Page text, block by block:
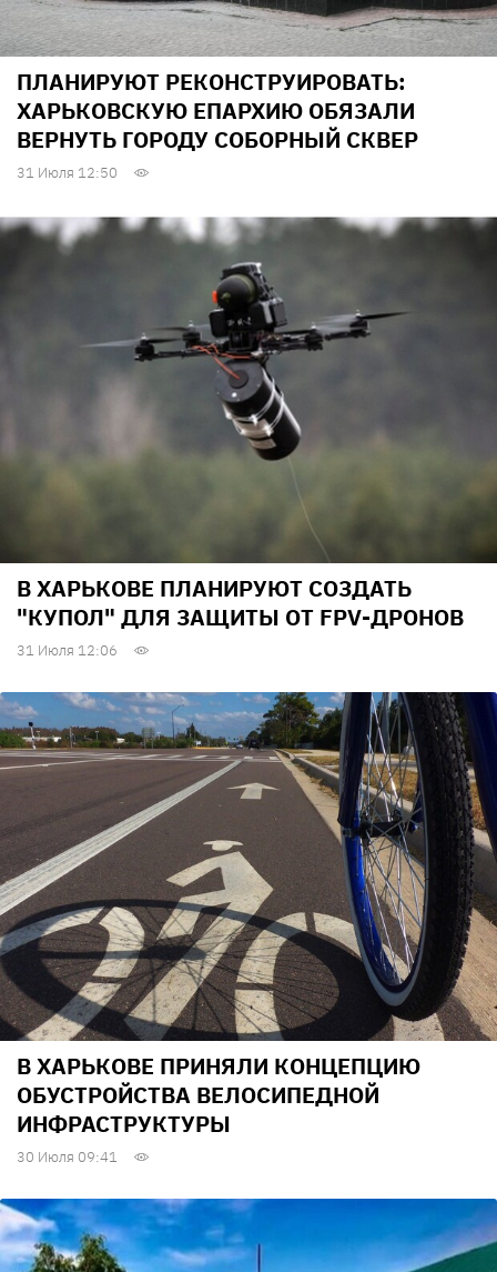
ПЛАНИРУЮТ РЕКОНСТРУИРОВАТЬ:
ХАРЬКОВСКУЮ ЕПАРХИЮ ОБЯЗАЛИ
ВЕРНУТЬ ГОРОДУ СОБОРНЫЙ СКВЕР
31 Июля 12:50
В ХАРЬКОВЕ ПЛАНИРУЮТ СОЗДАТЬ
"КУПОЛ" ДЛЯ ЗАЩИТЫ ОТ FPV-ДРОНОВ
31 Июля 12:06
В ХАРЬКОВЕ ПРИНЯЛИ КОНЦЕПЦИЮ
ОБУСТРОЙСТВА ВЕЛОСИПЕДНОЙ
ИНФРАСТРУКТУРЫ
30 Июля 09:41